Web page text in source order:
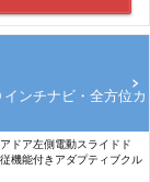
ンチナビ・全方位カ
ドア左側電動スライドド
機能付きアダプティブクル